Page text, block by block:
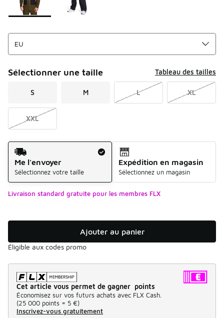
Sélectionner une taille Tableau des tailles
S M L XL
XXL
Mode d'expédition
Me l'envoyer
Sélectionnez votre taille
Expédition en magasin
Sélectionnez un magasin
Livraison standard gratuite pour les membres FLX
Ajouter au panier
Éligible aux codes promo
Cet article vous permet de gagner points
Économisez sur vos futurs achats avec FLX Cash.
(25 000 points = 5 €)
Inscrivez-vous gratuitement